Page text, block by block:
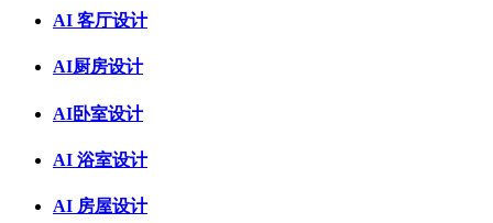
AI 客厅设计
AI厨房设计
AI卧室设计
AI 浴室设计
AI 房屋设计